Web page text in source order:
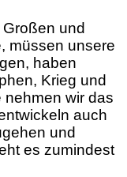
und
müssen unsere
haben
Krieg und
nehmen wir das
auch
und
es zumindest